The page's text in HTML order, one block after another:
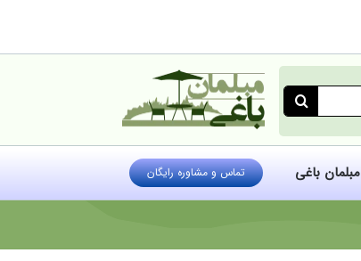
باغی تماس و مشاوره رایگان